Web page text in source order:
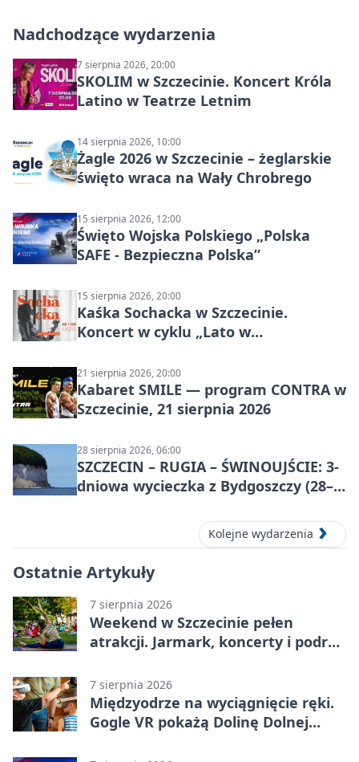
Nadchodzące wydarzenia
7 sierpnia 2026, 20:00
SKOLIM w Szczecinie. Koncert Króla
Latino w Teatrze Letnim
14 sierpnia 2026, 10:00
Żagle 2026 w Szczecinie – żeglarskie
święto wraca na Wały Chrobrego
15 sierpnia 2026, 12:00
Święto Wojska Polskiego „Polska
SAFE - Bezpieczna Polska”
15 sierpnia 2026, 20:00
Kaśka Sochacka w Szczecinie.
Koncert w cyklu „Lato w
21 sierpnia 2026, 20:00
Kabaret SMILE — program CONTRA w
Szczecinie, 21 sierpnia 2026
28 sierpnia 2026, 06:00
SZCZECIN – RUGIA – ŚWINOUJŚCIE: 3-
dniowa wycieczka z Bydgoszczy (28–
Kolejne wydarzenia
Ostatnie Artykuły
7 sierpnia 2026
Weekend w Szczecinie pełen
atrakcji. Jarmark, koncerty i podróż
7 sierpnia 2026
Międzyodrze na wyciągnięcie ręki.
Gogle VR pokażą Dolinę Dolnej